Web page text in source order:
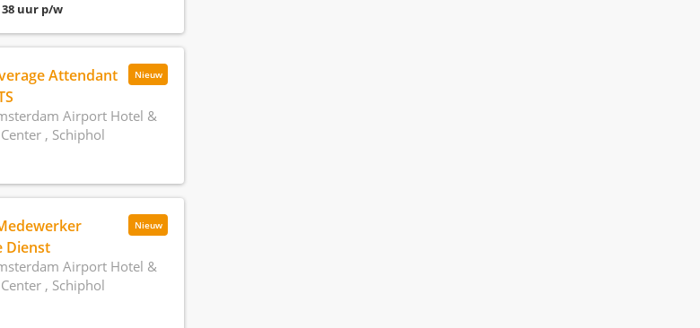
38 uur p/w
Nieuw
Attendant
Airport Hotel &
, Schiphol
Nieuw
Dienst
Airport Hotel &
, Schiphol